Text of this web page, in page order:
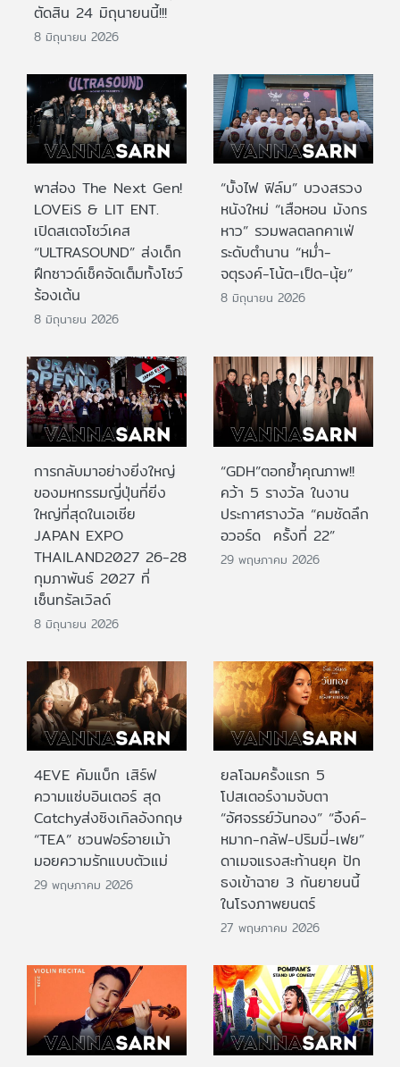
ตัดสิน 24 มิถุนายนนี้!!!
8 มิถุนายน 2026
พาส่อง The Next Gen!
LOVEiS & LIT ENT.
เปิดสเตจโชว์เคส
“ULTRASOUND” ส่งเด็ก
ฝึกซาวด์เช็คจัดเต็มทั้งโชว์
ร้องเต้น
8 มิถุนายน 2026
“บั้งไฟ ฟิล์ม” บวงสรวง
หนังใหม่ “เสือหอน มังกร
หาว” รวมพลตลกคาเฟ่
ระดับตำนาน “หม่ำ-
จตุรงค์-โน้ต-เป็ด-นุ้ย”
8 มิถุนายน 2026
การกลับมาอย่างยิ่งใหญ่
ของมหกรรมญี่ปุ่นที่ยิ่ง
ใหญ่ที่สุดในเอเชีย
JAPAN EXPO
THAILAND2027 26-28
กุมภาพันธ์ 2027 ที่
เซ็นทรัลเวิลด์
8 มิถุนายน 2026
“GDH”ตอกย้ำคุณภาพ!!
คว้า 5 รางวัล ในงาน
ประกาศรางวัล “คมชัดลึก
อวอร์ด ครั้งที่ 22”
29 พฤษภาคม 2026
4EVE คัมแบ็ก เสิร์ฟ
ความแซ่บอินเตอร์ สุด
Catchyส่งซิงเกิลอังกฤษ
“TEA” ชวนฟอร์อายเม้า
มอยความรักแบบตัวแม่
29 พฤษภาคม 2026
ยลโฉมครั้งแรก 5
โปสเตอร์งามจับตา
“อัศจรรย์วันทอง” “อิ้งค์-
หมาก-กลัฟ-ปริมมี่-เฟย”
ดาเมจแรงสะท้านยุค ปัก
ธงเข้าฉาย 3 กันยายนนี้
ในโรงภาพยนตร์
27 พฤษภาคม 2026